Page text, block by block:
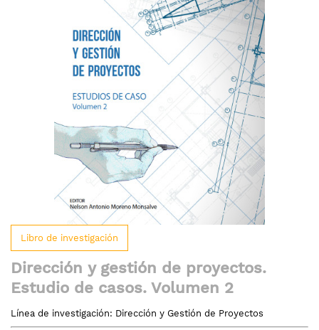
Saltar
al
comienzo
la
galería
de
Libro de investigación
Dirección y gestión de proyectos.
Estudio de casos. Volumen 2
Línea de investigación: Dirección y Gestión de Proyectos